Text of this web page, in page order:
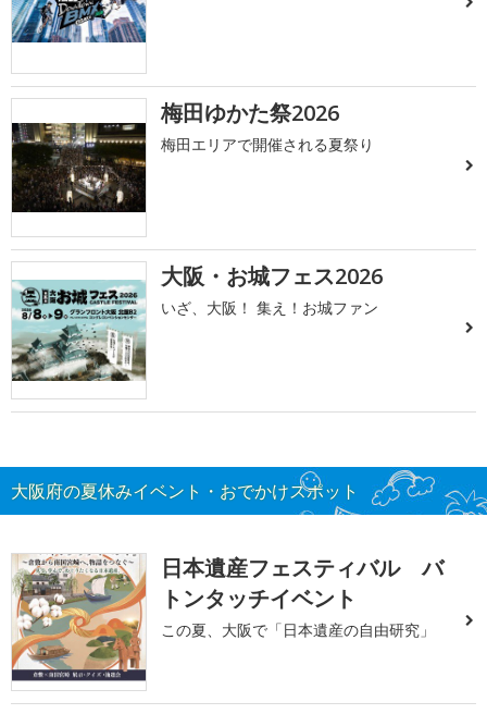
梅田ゆかた祭2026
梅田エリアで開催される夏祭り
大阪・お城フェス2026
いざ、大阪！ 集え！お城ファン
大阪府の夏休みイベント・おでかけスポット
日本遺産フェスティバル バ
トンタッチイベント
この夏、大阪で「日本遺産の自由研究」